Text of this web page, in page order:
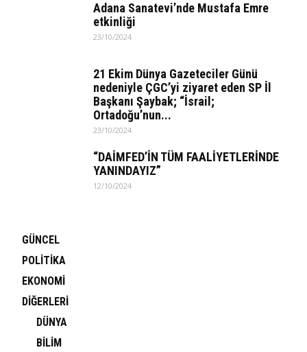
Adana Sanatevi’nde Mustafa Emre
etkinliği
23/10/2024
21 Ekim Dünya Gazeteciler Günü
nedeniyle ÇGC’yi ziyaret eden SP İl
Başkanı Şaybak; “İsrail;
Ortadoğu’nun...
23/10/2024
“DAİMFED’İN TÜM FAALİYETLERİNDE
YANINDAYIZ”
12/10/2024
GÜNCEL
POLİTİKA
EKONOMİ
DİĞERLERİ
DÜNYA
BİLİM